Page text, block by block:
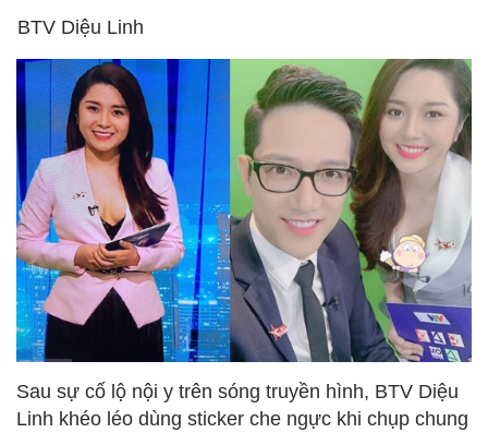
BTV Diệu Linh
Sau sự cố lộ nội y trên sóng truyền hình, BTV Diệu
Linh khéo léo dùng sticker che ngực khi chụp chung